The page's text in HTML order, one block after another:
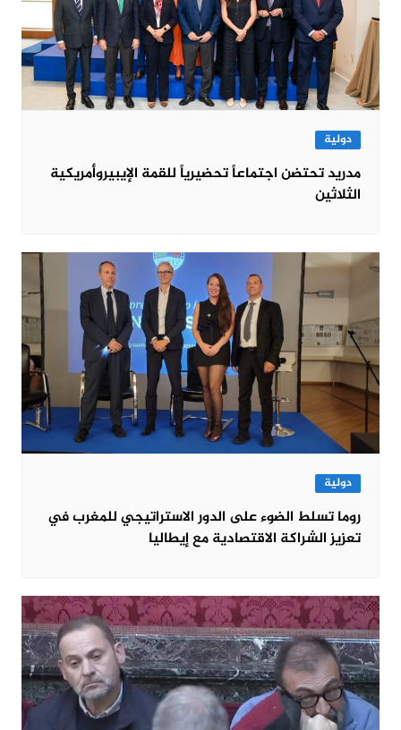
دولية
مدريد تحتضن اجتماعاً تحضيرياً للقمة الإيبيروأمريكية
الثلاثين
دولية
روما تسلط الضوء على الدور الاستراتيجي للمغرب في
تعزيز الشراكة الاقتصادية مع إيطاليا